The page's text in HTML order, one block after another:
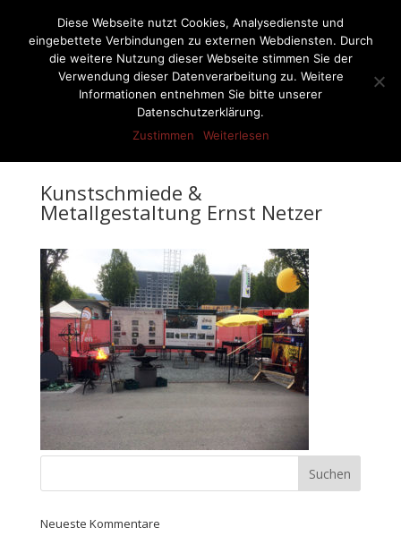
Seite wählen
Kunstschmiede &
Metallgestaltung Ernst Netzer
Neueste Kommentare
Diese Webseite nutzt Cookies, Analysedienste und
eingebettete Verbindungen zu externen Webdiensten. Durch
die weitere Nutzung dieser Webseite stimmen Sie der
Verwendung dieser Datenverarbeitung zu. Weitere
Informationen entnehmen Sie bitte unserer
Datenschutzerklärung.
Zustimmen
Weiterlesen